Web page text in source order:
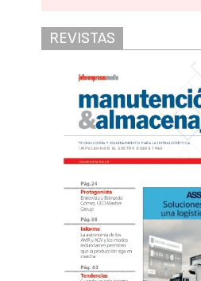
REVISTAS